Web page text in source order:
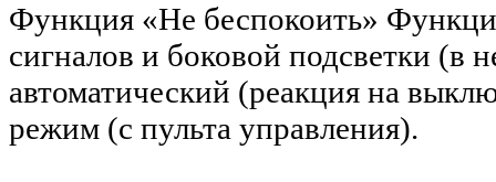
Функция «Не беспокоить»
сигналов и боковой подсветки (в
автоматический (реакция на
режим (с пульта управления).